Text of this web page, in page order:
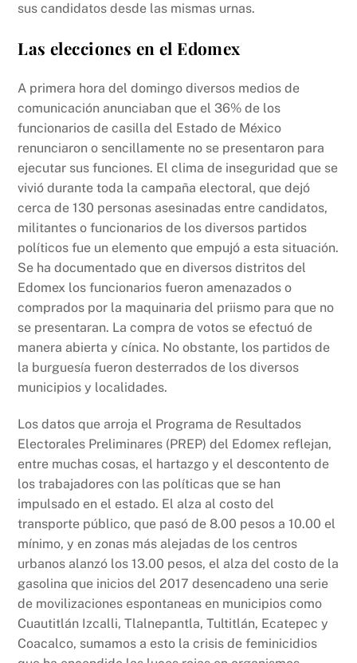
sus candidatos desde las mismas urnas.
Las elecciones en el Edomex
A primera hora del domingo diversos medios de
comunicación anunciaban que el 36% de los
funcionarios de casilla del Estado de México
renunciaron o sencillamente no se presentaron para
ejecutar sus funciones. El clima de inseguridad que se
vivió durante toda la campaña electoral, que dejó
cerca de 130 personas asesinadas entre candidatos,
militantes o funcionarios de los diversos partidos
políticos fue un elemento que empujó a esta situación.
Se ha documentado que en diversos distritos del
Edomex los funcionarios fueron amenazados o
comprados por la maquinaria del priismo para que no
se presentaran. La compra de votos se efectuó de
manera abierta y cínica. No obstante, los partidos de
la burguesía fueron desterrados de los diversos
municipios y localidades.
Los datos que arroja el Programa de Resultados
Electorales Preliminares (PREP) del Edomex reflejan,
entre muchas cosas, el hartazgo y el descontento de
los trabajadores con las políticas que se han
impulsado en el estado. El alza al costo del
transporte público, que pasó de 8.00 pesos a 10.00 el
mínimo, y en zonas más alejadas de los centros
urbanos alanzó los 13.00 pesos, el alza del costo de la
gasolina que inicios del 2017 desencadeno una serie
de movilizaciones espontaneas en municipios como
Cuautitlán Izcalli, Tlalnepantla, Tultitlán, Ecatepec y
Coacalco, sumamos a esto la crisis de feminicidios